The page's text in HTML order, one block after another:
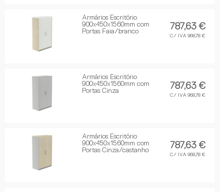
Armários Escritório
900x450x1560mm com
Portas Faia/branco
787,63 €
C/ IVA 968,78 €
Armários Escritório
900x450x1560mm com
Portas Cinza
787,63 €
C/ IVA 968,78 €
Armários Escritório
900x450x1560mm com
Portas Cinza/castanho
787,63 €
C/ IVA 968,78 €